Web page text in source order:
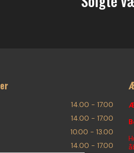
14.00 - 17.00
14.00 - 17.00
10.00 - 13.00
14.00 - 17.00